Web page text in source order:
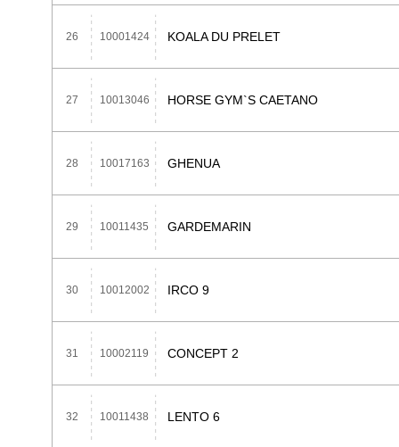
26 10001424 KOALA DU PRELET
27 10013046 HORSE GYM`S CAETANO
28 10017163 GHENUA
29 10011435 GARDEMARIN
30 10012002 IRCO 9
31 10002119 CONCEPT 2
32 10011438 LENTO 6